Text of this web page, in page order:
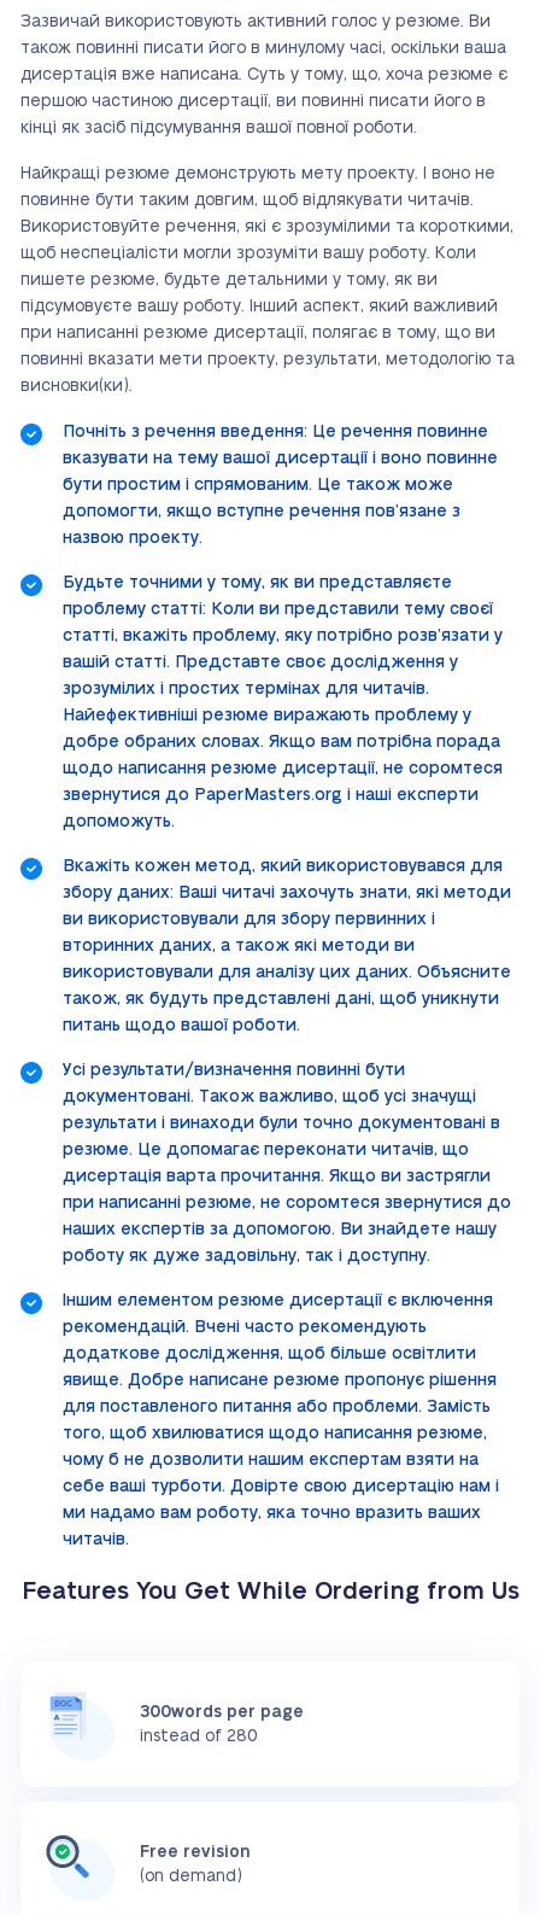
Зазвичай використовують активний голос у резюме. Ви
також повинні писати його в минулому часі, оскільки ваша
дисертація вже написана. Суть у тому, що, хоча резюме є
першою частиною дисертації, ви повинні писати його в
кінці як засіб підсумування вашої повної роботи.
Найкращі резюме демонструють мету проекту. І воно не
повинне бути таким довгим, щоб відлякувати читачів.
Використовуйте речення, які є зрозумілими та короткими,
щоб неспеціалісти могли зрозуміти вашу роботу. Коли
пишете резюме, будьте детальними у тому, як ви
підсумовуєте вашу роботу. Інший аспект, який важливий
при написанні резюме дисертації, полягає в тому, що ви
повинні вказати мети проекту, результати, методологію та
висновки(ки).
Почніть з речення введення: Це речення повинне
вказувати на тему вашої дисертації і воно повинне
бути простим і спрямованим. Це також може
допомогти, якщо вступне речення пов’язане з
назвою проекту.
Будьте точними у тому, як ви представляєте
проблему статті: Коли ви представили тему своєї
статті, вкажіть проблему, яку потрібно розв’язати у
вашій статті. Представте своє дослідження у
зрозумілих і простих термінах для читачів.
Найефективніші резюме виражають проблему у
добре обраних словах. Якщо вам потрібна порада
щодо написання резюме дисертації, не соромтеся
звернутися до PaperMasters.org і наші експерти
допоможуть.
Вкажіть кожен метод, який використовувався для
збору даних: Ваші читачі захочуть знати, які методи
ви використовували для збору первинних і
вторинних даних, а також які методи ви
використовували для аналізу цих даних. Объясните
також, як будуть представлені дані, щоб уникнути
питань щодо вашої роботи.
Усі результати/визначення повинні бути
документовані. Також важливо, щоб усі значущі
результати і винаходи були точно документовані в
резюме. Це допомагає переконати читачів, що
дисертація варта прочитання. Якщо ви застрягли
при написанні резюме, не соромтеся звернутися до
наших експертів за допомогою. Ви знайдете нашу
роботу як дуже задовільну, так і доступну.
Іншим елементом резюме дисертації є включення
рекомендацій. Вчені часто рекомендують
додаткове дослідження, щоб більше освітлити
явище. Добре написане резюме пропонує рішення
для поставленого питання або проблеми. Замість
того, щоб хвилюватися щодо написання резюме,
чому б не дозволити нашим експертам взяти на
себе ваші турботи. Довірте свою дисертацію нам і
ми надамо вам роботу, яка точно вразить ваших
читачів.
Features You Get While Ordering from Us
300words per page
instead of 280
Free revision
(on demand)